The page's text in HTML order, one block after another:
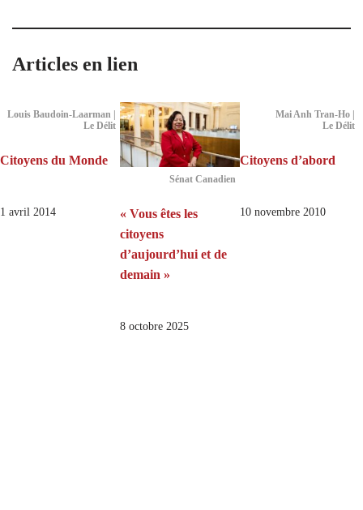
Articles en lien
Louis Baudoin-Laarman |
Le Délit
Citoyens du Monde
1 avril 2014
Sénat Canadien
« Vous êtes les
citoyens
d’aujourd’hui et de
demain »
8 octobre 2025
Mai Anh Tran-Ho |
Le Délit
Citoyens d’abord
10 novembre 2010